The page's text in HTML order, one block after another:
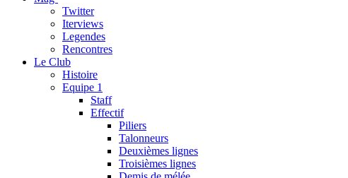
Twitter
Iterviews
Legendes
Rencontres
Le Club
Histoire
Equipe 1
Staff
Effectif
Piliers
Talonneurs
Deuxièmes lignes
Troisièmes lignes